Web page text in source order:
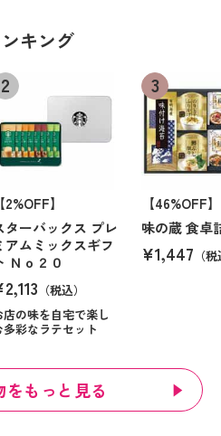
キング
【2%OFF】
ターバックス プレ
アムミックスギフ
Ｎｏ２０
（税込）
店の味を自宅で楽し
多彩なラテセット
【46%OFF】
味の蔵 食卓
¥1,447 （
もっと見る